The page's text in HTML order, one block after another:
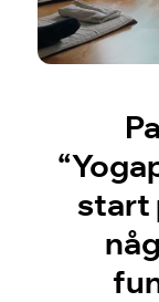
start